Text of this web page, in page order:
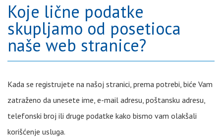
Koje lične podatke
skupljamo od posetioca
naše web stranice?
Kada se registrujete na našoj stranici, prema potrebi, biće Vam
zatraženo da unesete ime, e-mail adresu, poštansku adresu,
telefonski broj ili druge podatke kako bismo vam olakšali
korišćenje usluga.